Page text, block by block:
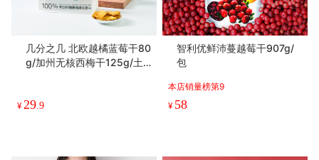
几分之几 北欧越橘蓝莓干80
g/加州无核西梅干125g/土
s】
¥29.9
智利优鲜沛蔓越莓干907g/
包
本店销量榜第9
¥ 58